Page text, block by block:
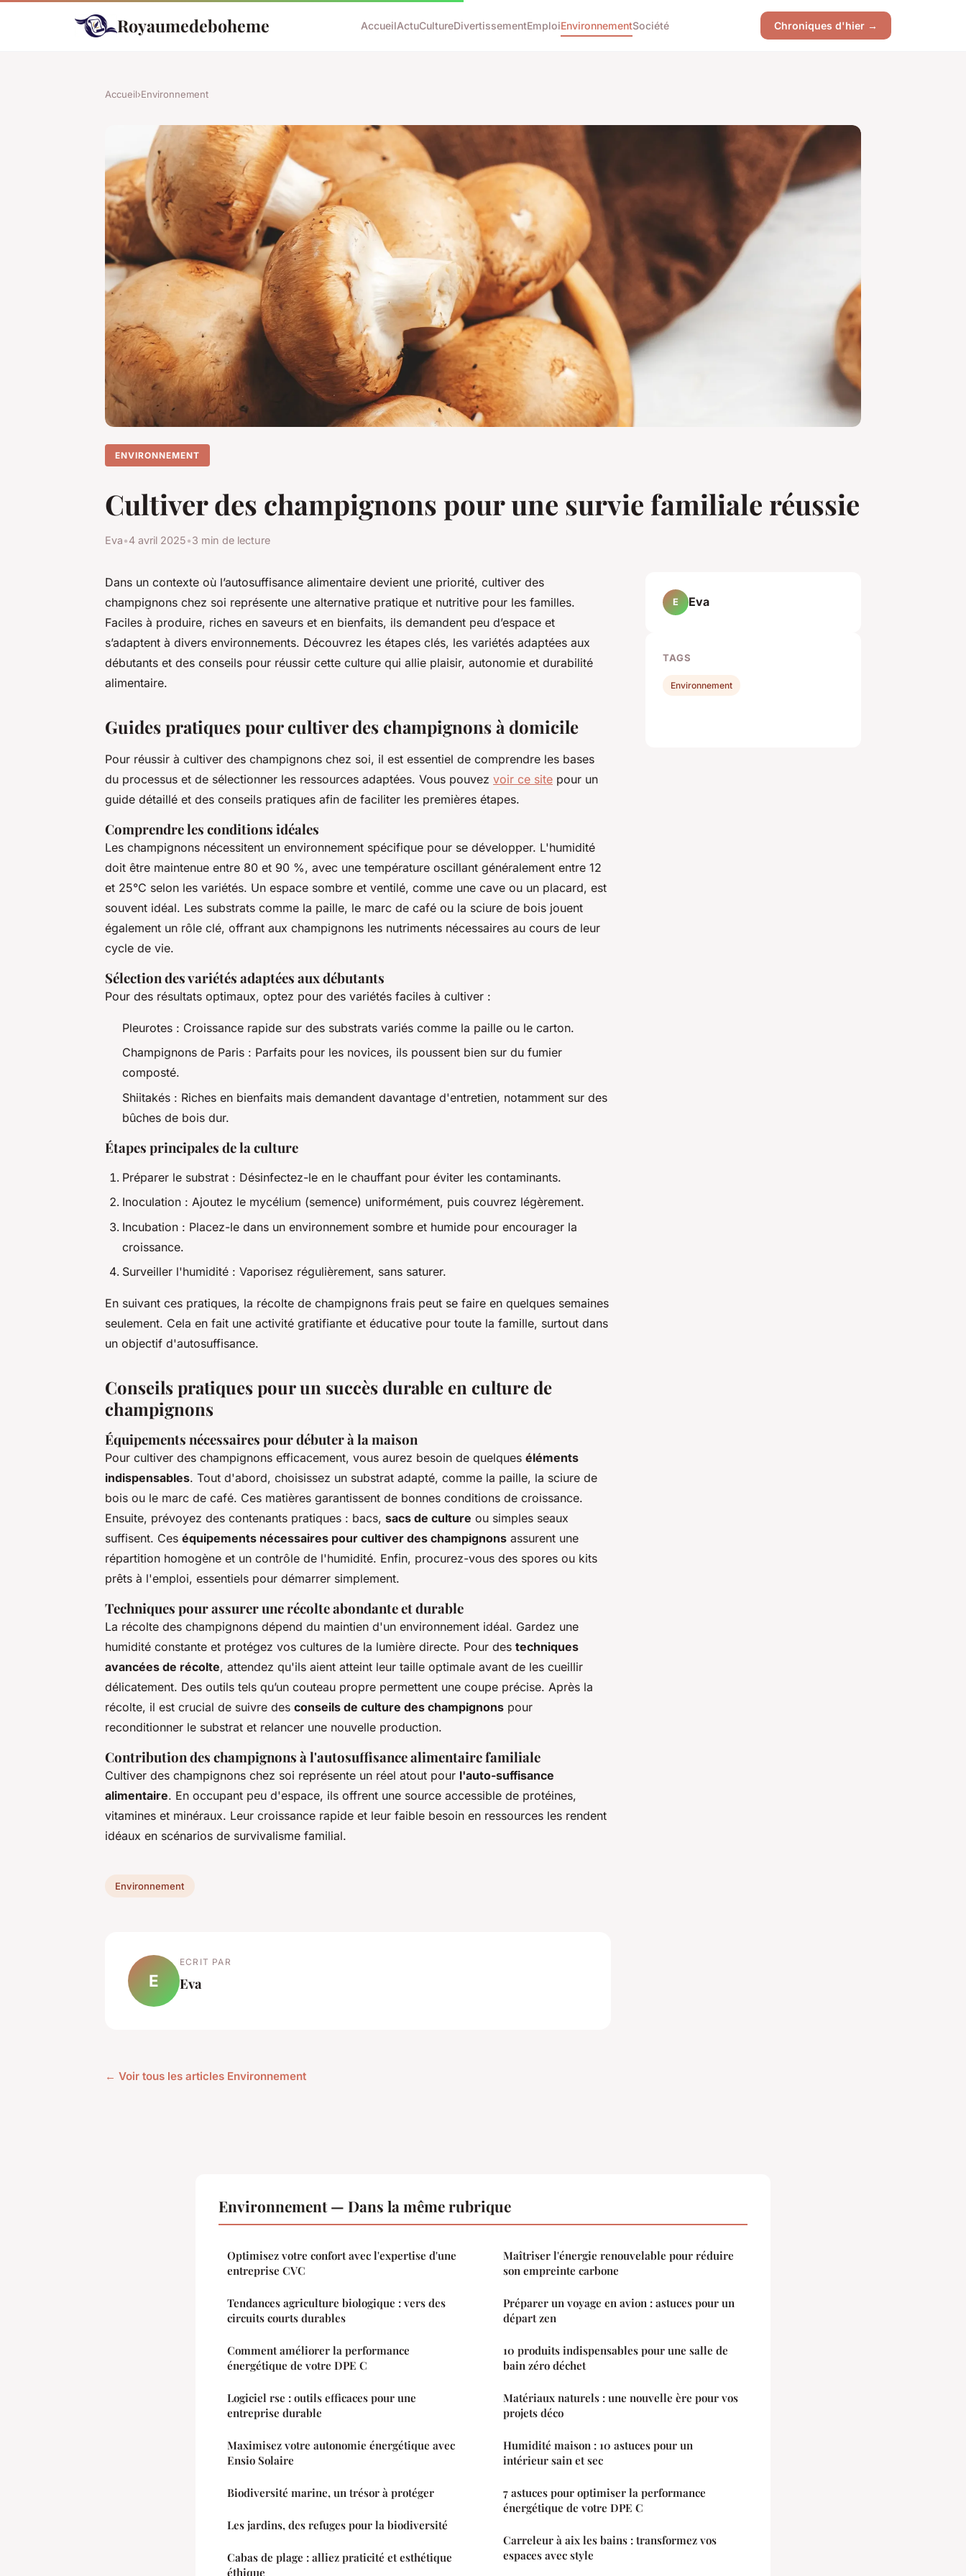
Royaumedeboheme AccueilActuCultureDivertissementEmploiEnvironnementSociété Chroniques d'hier →
Accueil›Environnement
ENVIRONNEMENT
Cultiver des champignons pour une survie familiale réussie
Eva•4 avril 2025•3 min de lecture
Dans un contexte où l’autosuffisance alimentaire devient une priorité, cultiver des
champignons chez soi représente une alternative pratique et nutritive pour les familles.
Faciles à produire, riches en saveurs et en bienfaits, ils demandent peu d’espace et
s’adaptent à divers environnements. Découvrez les étapes clés, les variétés adaptées aux
débutants et des conseils pour réussir cette culture qui allie plaisir, autonomie et durabilité
alimentaire.
Guides pratiques pour cultiver des champignons à domicile
Pour réussir à cultiver des champignons chez soi, il est essentiel de comprendre les bases
du processus et de sélectionner les ressources adaptées. Vous pouvez voir ce site pour un
guide détaillé et des conseils pratiques afin de faciliter les premières étapes.
Comprendre les conditions idéales
Les champignons nécessitent un environnement spécifique pour se développer. L'humidité
doit être maintenue entre 80 et 90 %, avec une température oscillant généralement entre 12
et 25°C selon les variétés. Un espace sombre et ventilé, comme une cave ou un placard, est
souvent idéal. Les substrats comme la paille, le marc de café ou la sciure de bois jouent
également un rôle clé, offrant aux champignons les nutriments nécessaires au cours de leur
cycle de vie.
Sélection des variétés adaptées aux débutants
Pour des résultats optimaux, optez pour des variétés faciles à cultiver :
Pleurotes : Croissance rapide sur des substrats variés comme la paille ou le carton.
Champignons de Paris : Parfaits pour les novices, ils poussent bien sur du fumier
composté.
Shiitakés : Riches en bienfaits mais demandent davantage d'entretien, notamment sur des
bûches de bois dur.
Étapes principales de la culture
Préparer le substrat : Désinfectez-le en le chauffant pour éviter les contaminants.
Inoculation : Ajoutez le mycélium (semence) uniformément, puis couvrez légèrement.
Incubation : Placez-le dans un environnement sombre et humide pour encourager la
croissance.
Surveiller l'humidité : Vaporisez régulièrement, sans saturer.
En suivant ces pratiques, la récolte de champignons frais peut se faire en quelques semaines
seulement. Cela en fait une activité gratifiante et éducative pour toute la famille, surtout dans
un objectif d'autosuffisance.
Conseils pratiques pour un succès durable en culture de
champignons
Équipements nécessaires pour débuter à la maison
Pour cultiver des champignons efficacement, vous aurez besoin de quelques éléments
indispensables. Tout d'abord, choisissez un substrat adapté, comme la paille, la sciure de
bois ou le marc de café. Ces matières garantissent de bonnes conditions de croissance.
Ensuite, prévoyez des contenants pratiques : bacs, sacs de culture ou simples seaux
suffisent. Ces équipements nécessaires pour cultiver des champignons assurent une
répartition homogène et un contrôle de l'humidité. Enfin, procurez-vous des spores ou kits
prêts à l'emploi, essentiels pour démarrer simplement.
Techniques pour assurer une récolte abondante et durable
La récolte des champignons dépend du maintien d'un environnement idéal. Gardez une
humidité constante et protégez vos cultures de la lumière directe. Pour des techniques
avancées de récolte, attendez qu'ils aient atteint leur taille optimale avant de les cueillir
délicatement. Des outils tels qu’un couteau propre permettent une coupe précise. Après la
récolte, il est crucial de suivre des conseils de culture des champignons pour
reconditionner le substrat et relancer une nouvelle production.
Contribution des champignons à l'autosuffisance alimentaire familiale
Cultiver des champignons chez soi représente un réel atout pour l'auto-suffisance
alimentaire. En occupant peu d'espace, ils offrent une source accessible de protéines,
vitamines et minéraux. Leur croissance rapide et leur faible besoin en ressources les rendent
idéaux en scénarios de survivalisme familial.
Environnement
E
ECRIT PAR
Eva
← Voir tous les articles Environnement
E Eva
TAGS
Environnement
Environnement — Dans la même rubrique
Optimisez votre confort avec l'expertise d'une
entreprise CVC
Tendances agriculture biologique : vers des
circuits courts durables
Comment améliorer la performance
énergétique de votre DPE C
Logiciel rse : outils efficaces pour une
entreprise durable
Maximisez votre autonomie énergétique avec
Ensio Solaire
Biodiversité marine, un trésor à protéger
Les jardins, des refuges pour la biodiversité
Cabas de plage : alliez praticité et esthétique
éthique
Maîtriser l'énergie renouvelable pour réduire
son empreinte carbone
Préparer un voyage en avion : astuces pour un
départ zen
10 produits indispensables pour une salle de
bain zéro déchet
Matériaux naturels : une nouvelle ère pour vos
projets déco
Humidité maison : 10 astuces pour un
intérieur sain et sec
7 astuces pour optimiser la performance
énergétique de votre DPE C
Carreleur à aix les bains : transformez vos
espaces avec style